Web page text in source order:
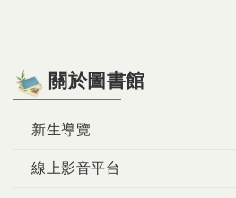
關於圖書館
新生導覽
線上影音平台